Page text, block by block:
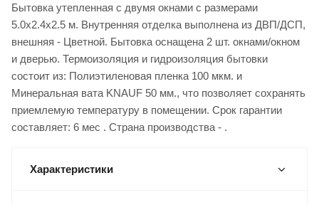
Бытовка утепленная с двумя окнами с размерами
5.0x2.4x2.5 м. Внутренняя отделка выполнена из ДВП/ДСП,
внешняя - Цветной. Бытовка оснащена 2 шт. окнами/окном
и дверью. Термоизоляция и гидроизоляция бытовки
состоит из: Полиэтиленовая пленка 100 мкм. и
Минеральная вата KNAUF 50 мм., что позволяет сохранять
приемлемую температуру в помещении. Срок гарантии
составляет: 6 мес . Страна производства - .
Характеристики